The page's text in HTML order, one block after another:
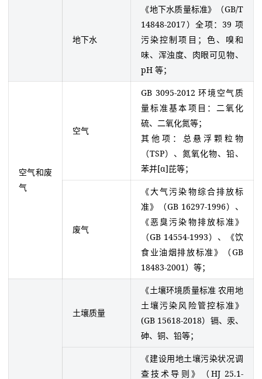
地下水
《地下水质量标准》（GB/T
14848-2017）全项：39 项
污染控制项目；色、嗅和
味、浑浊度、肉眼可见物、
pH 等；
空气和废
气
空气
GB 3095-2012 环境空气质
量标准基本项目：二氧化
硫、二氧化氮等；
其他项：总悬浮颗粒物
（TSP）、氮氧化物、铅、
苯并[α]芘等；
废气
《大气污染物综合排放标
准》（GB 16297-1996）、
《恶臭污染物排放标准》
（GB 14554-1993）、《饮
食业油烟排放标准》（GB
18483-2001）等；
土壤质量
《土壤环境质量标准 农用地
土壤污染风险管控标准》
(GB 15618-2018）镉、汞、
砷、铜、铅等；
《建设用地土壤污染状况调
查技术导则》（HJ 25.1-